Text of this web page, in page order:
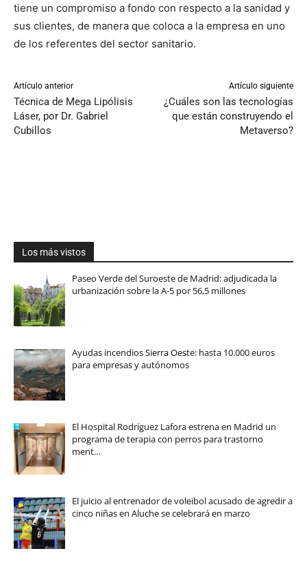
tiene un compromiso a fondo con respecto a la sanidad y
sus clientes, de manera que coloca a la empresa en uno
de los referentes del sector sanitario.
Artículo anterior
Técnica de Mega Lipólisis
Láser, por Dr. Gabriel
Cubillos
Artículo siguiente
¿Cuáles son las tecnologías
que están construyendo el
Metaverso?
Los más vistos
Paseo Verde del Suroeste de Madrid: adjudicada la
urbanización sobre la A-5 por 56,5 millones
Ayudas incendios Sierra Oeste: hasta 10.000 euros
para empresas y autónomos
El Hospital Rodríguez Lafora estrena en Madrid un
programa de terapia con perros para trastorno
ment…
El juicio al entrenador de voleibol acusado de agredir a
cinco niñas en Aluche se celebrará en marzo